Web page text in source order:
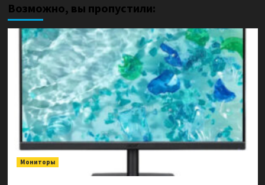
Возможно, вы пропустили:
Мониторы